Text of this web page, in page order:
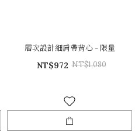
層次設計細肩帶背心 - 限量
NT$972 NT$1,080